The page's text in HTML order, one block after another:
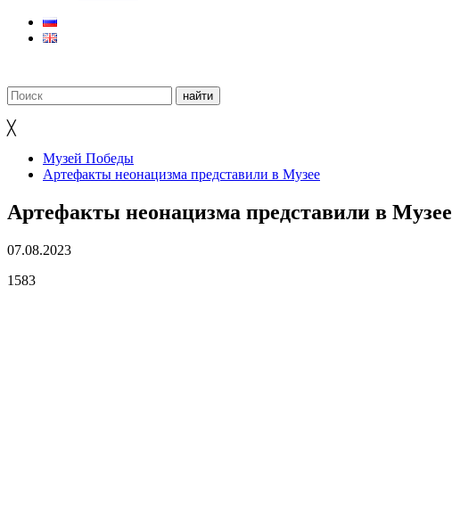
╳
Музей Победы
Артефакты неонацизма представили в Музее
Артефакты неонацизма представили в Музее
07.08.2023
1583